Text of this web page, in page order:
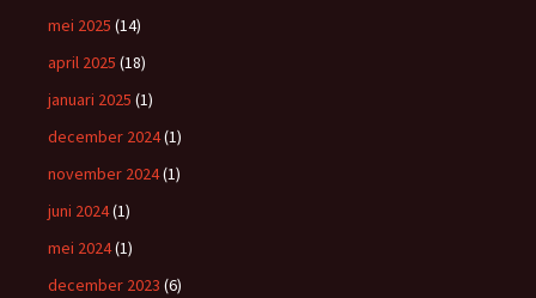
mei 2025 (14)
april 2025 (18)
januari 2025 (1)
december 2024(1)
november 2024(1)
juni 2024(1)
mei 2024(1)
december 2023 (6)